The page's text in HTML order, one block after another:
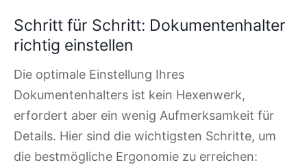
Schritt für Schritt: Dokumentenhalter
richtig einstellen
Die optimale Einstellung Ihres
Dokumentenhalters ist kein Hexenwerk,
erfordert aber ein wenig Aufmerksamkeit für
Details. Hier sind die wichtigsten Schritte, um
die bestmögliche Ergonomie zu erreichen: